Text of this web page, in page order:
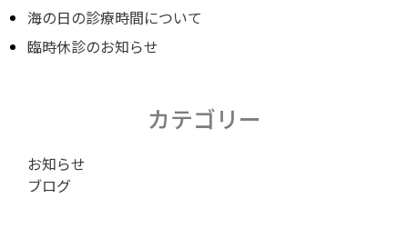
海の日の診療時間について
臨時休診のお知らせ
カテゴリー
お知らせ
ブログ